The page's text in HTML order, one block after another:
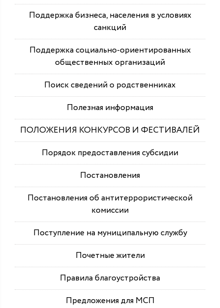
Поддержка бизнеса, населения в условиях
санкций
Поддержка социально-ориентированных
общественных организаций
Поиск сведений о родственниках
Полезная информация
ПОЛОЖЕНИЯ КОНКУРСОВ И ФЕСТИВАЛЕЙ
Порядок предоставления субсидии
Постановления
Постановления об антитеррористической
комиссии
Поступление на муниципальную службу
Почетные жители
Правила благоустройства
Предложения для МСП